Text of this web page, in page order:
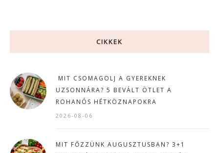
CIKKEK
MIT CSOMAGOLJ A GYEREKNEK
UZSONNÁRA? 5 BEVÁLT ÖTLET A
ROHANÓS HÉTKÖZNAPOKRA
2026-08-06
MIT FŐZZÜNK AUGUSZTUSBAN? 3+1